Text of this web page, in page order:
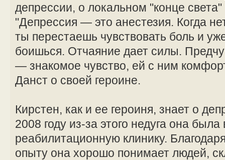
депрессии, о локальном "конце света"
"Депрессия — это анестезия. Когда
ты перестаешь чувствовать боль и
боишься. Отчаяние дает силы.
— знакомое чувство, ей с ним
Данст о своей героине.
Кирстен, как и ее героиня, знает о
2008 году из-за этого недуга она
реабилитационную клинику.
опыту она хорошо понимает людей,